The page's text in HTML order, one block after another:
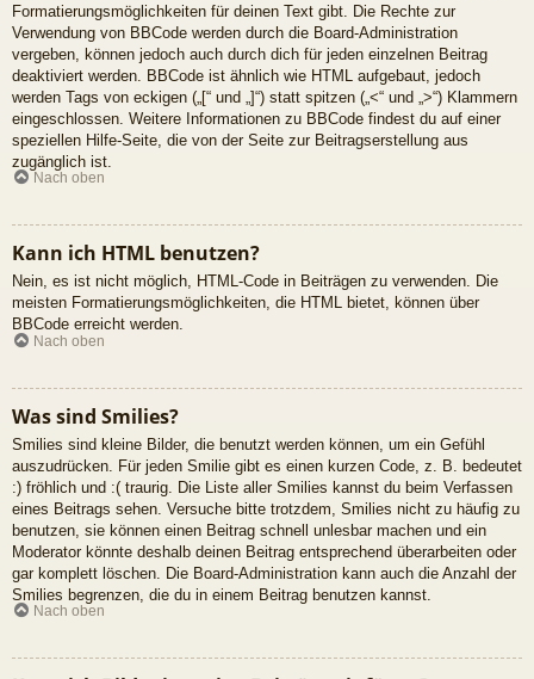
Formatierungsmöglichkeiten für deinen Text gibt. Die Rechte zur
Verwendung von BBCode werden durch die Board-Administration
vergeben, können jedoch auch durch dich für jeden einzelnen Beitrag
deaktiviert werden. BBCode ist ähnlich wie HTML aufgebaut, jedoch
werden Tags von eckigen („[“ und „]“) statt spitzen („<“ und „>“) Klammern
eingeschlossen. Weitere Informationen zu BBCode findest du auf einer
speziellen Hilfe-Seite, die von der Seite zur Beitragserstellung aus
zugänglich ist.
Nach oben
Kann ich HTML benutzen?
Nein, es ist nicht möglich, HTML-Code in Beiträgen zu verwenden. Die
meisten Formatierungsmöglichkeiten, die HTML bietet, können über
BBCode erreicht werden.
Nach oben
Was sind Smilies?
Smilies sind kleine Bilder, die benutzt werden können, um ein Gefühl
auszudrücken. Für jeden Smilie gibt es einen kurzen Code, z. B. bedeutet
:) fröhlich und :( traurig. Die Liste aller Smilies kannst du beim Verfassen
eines Beitrags sehen. Versuche bitte trotzdem, Smilies nicht zu häufig zu
benutzen, sie können einen Beitrag schnell unlesbar machen und ein
Moderator könnte deshalb deinen Beitrag entsprechend überarbeiten oder
gar komplett löschen. Die Board-Administration kann auch die Anzahl der
Smilies begrenzen, die du in einem Beitrag benutzen kannst.
Nach oben